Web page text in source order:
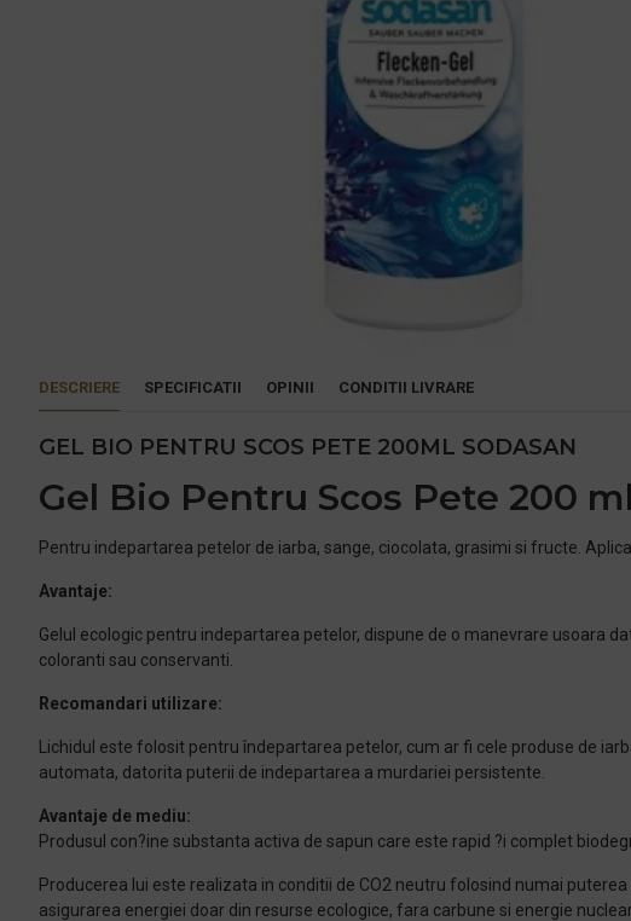
DESCRIERE SPECIFICATII OPINII CONDITII LIVRARE
GEL BIO PENTRU SCOS PETE 200ML SODASAN
Gel Bio Pentru Scos Pete 200
Pentru indepartarea petelor de iarba, sange, ciocolata, grasimi si fructe.
Avantaje:
Gelul ecologic pentru indepartarea petelor, dispune de o manevrare usoara
coloranti sau conservanti.
Recomandari utilizare:
Lichidul este folosit pentru îndepartarea petelor, cum ar fi cele produse de
automata, datorita puterii de indepartarea a murdariei persistente.
Avantaje de mediu:
Produsul con?ine substanta activa de sapun care este rapid ?i complet
Producerea lui este realizata in conditii de CO2 neutru folosind numai
asigurarea energiei doar din resurse ecologice, fara carbune si energie